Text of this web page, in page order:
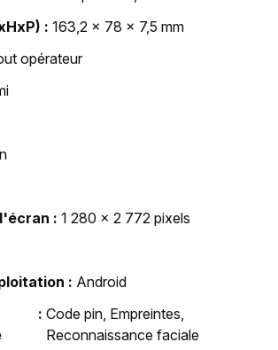
163,2 x 78 x 7,5 mm
opérateur
1 280 x 2 772 pixels
Android
Code pin, Empreintes,
Reconnaissance faciale